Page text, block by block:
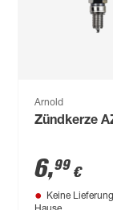
Arnold
Zündkerze
6,99 €
Keine